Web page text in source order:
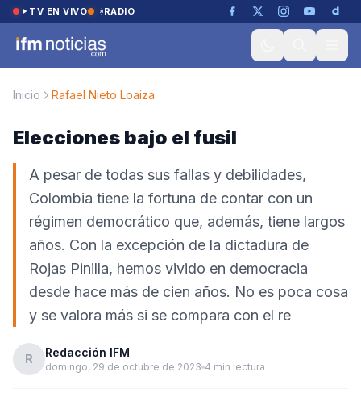
Saltar al contenido
TV EN VIVO RADIO
Inicio Rafael Nieto Loaiza
Elecciones bajo el fusil
A pesar de todas sus fallas y debilidades,
Colombia tiene la fortuna de contar con un
régimen democrático que, además, tiene largos
años. Con la excepción de la dictadura de
Rojas Pinilla, hemos vivido en democracia
desde hace más de cien años. No es poca cosa
y se valora más si se compara con el re
R Redacción IFM
domingo, 29 de octubre de 2023 4 min lectura